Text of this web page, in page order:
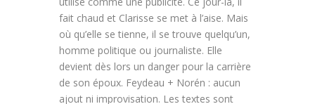
fait chaud et Clarisse se met à l’aise. Mais
où qu’elle se tienne, il se trouve quelqu’un,
homme politique ou journaliste. Elle
devient dès lors un danger pour la carrière
de son époux. Feydeau + Norén : aucun
ajout ni improvisation. Les textes sont